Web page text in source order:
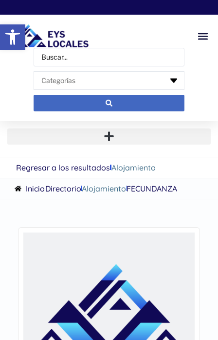
Abrir barra de herramientas
Regresar a los resultadosAlojamiento
InicioDirectorioAlojamientoFECUNDANZA